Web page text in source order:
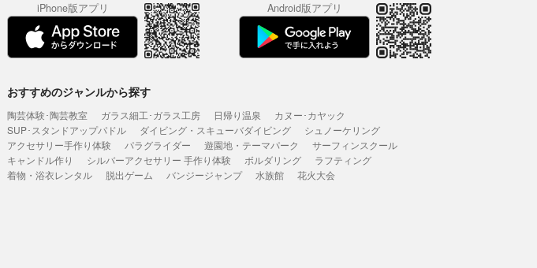
iPhone版アプリ Android版アプリ
おすすめのジャンルから探す
陶芸体験･陶芸教室 ガラス細工･ガラス工房 日帰り温泉
カヌー･カヤック
SUP･スタンドアップパドル
ダイビング・スキューバダイビング
シュノーケリング
アクセサリー手作り体験
パラグライダー 遊園地・テーマパーク
サーフィンスクール
キャンドル作り
シルバーアクセサリー 手作り体験 ボルダリング
ラフティング
着物・浴衣レンタル
脱出ゲーム バンジージャンプ 水族館 花火大会